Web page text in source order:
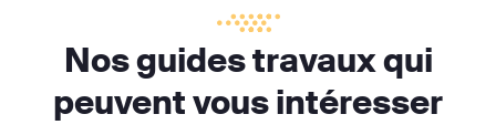
Nos guides travaux qui
peuvent vous intéresser